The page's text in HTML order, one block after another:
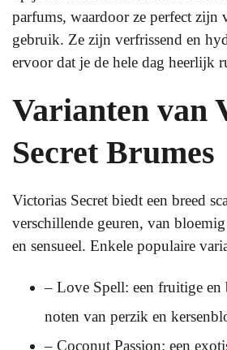
parfums, waardoor ze perfect zijn
gebruik. Ze zijn verfrissend en
ervoor dat je de hele dag heerlijk
Varianten van
Secret Brumes
Victorias Secret biedt een breed
verschillende geuren, van
en sensueel. Enkele populaire
– Love Spell: een fruitige en
noten van perzik en
– Coconut Passion: een